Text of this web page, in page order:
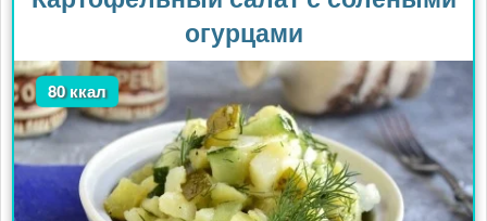
огурцами
80 ккал